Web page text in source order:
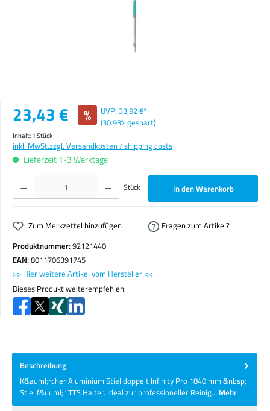
Verkaufspreis:
23,43 € % UVP: 33,92 €*
(30.93% gespart)
Inhalt:1 Stück
inkl. MwSt.zzgl. Versandkosten / shipping costs
Lieferzeit 1-3 Werktage
Produkt Anzahl: Gib den gewünschten Wert ein oder benutze die Schaltflächen um die Anzahl zu
Stück In den Warenkorb
Zum Merkzettel hinzufügen
Fragen zum Artikel?
Produktnummer:92121440
EAN:8011706391745
>> Hier weitere Artikel vom Hersteller <<
Dieses Produkt weiterempfehlen:
Beschreibung
K&auml;rcher Aluminium Stiel doppelt Infinity Pro 1840 mm &nbsp;
Stiel f&uuml;r TTS Halter. Ideal zur professioneller Reinig… Mehr